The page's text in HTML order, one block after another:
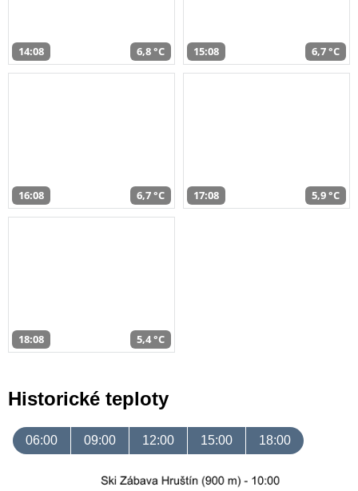
14:08 6,8 °C 15:08 6,7 °C
16:08 6,7 °C 17:08 5,9 °C
18:08 5,4 °C
Historické teploty
06:00 09:00 12:00 15:00 18:00